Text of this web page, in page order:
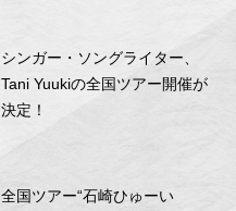
シンガー・ソングライター、
Tani Yuukiの全国ツアー開催が
決定！
全国ツアー“石崎ひゅーい